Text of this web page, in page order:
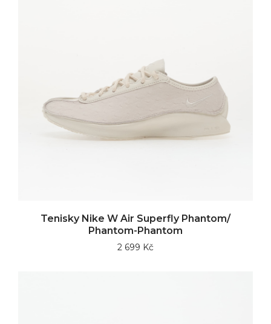
Tenisky Nike W Air Superfly Phantom/
Phantom-Phantom
2 699 Kč